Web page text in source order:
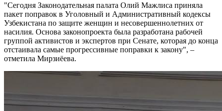
"Сегодня Законодательная палата Олий Мажлиса приняла
пакет поправок в Уголовный и Административный кодексы
Узбекистана по защите женщин и несовершеннолетних от
насилия. Основа законопроекта была разработана рабочей
группой активистов и экспертов при Сенате, которая до конца
отстаивала самые прогрессивные поправки к закону", –
отметила Мирзиёева.